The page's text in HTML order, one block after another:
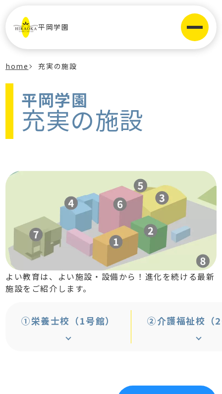
平岡学園
home 充実の施設
平岡学園
充実の施設
よい教育は、よい施設・設備から！進化を続ける最新
施設をご紹介します。
①栄養士校（1号館） ②介護福祉校（